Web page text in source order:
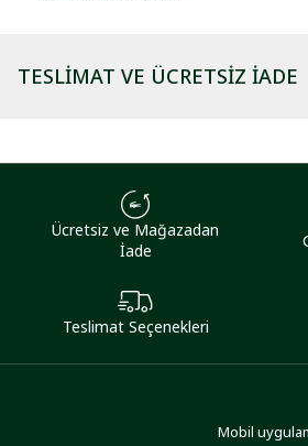
TESLIMAT VE ÜCRETSIZ İADE
Ücretsiz ve Mağazadan
İade
Teslimat Seçenekleri
Mobil